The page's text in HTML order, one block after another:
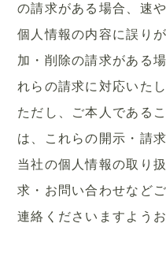
の請求がある場合、速
個人情報の内容に誤り
加・削除の請求がある
れらの請求に対応いたし
ただし、ご本人である
は、これらの開示・請
当社の個人情報の取り
求・お問い合わせなど
連絡くださいますよう